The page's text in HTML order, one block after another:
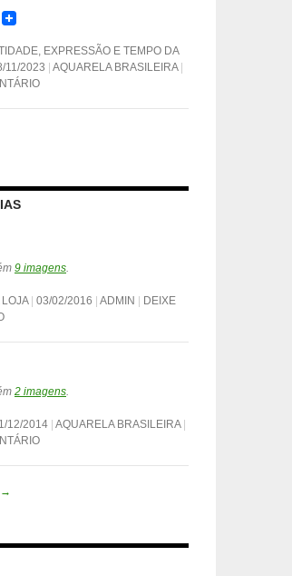
W
EXPRESSÃO E TEMPO DA
11/2023
AQUARELA BRASILEIRA
9 imagens
03/02/2016 ADMIN
DEIXE
2 imagens
12/2014 AQUARELA BRASILEIRA
→